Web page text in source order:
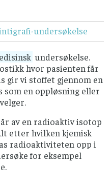
undersøkelse
undersøkelse.
hvor pasienten får
gir vi stoffet gjennom en
som en oppløsning eller
av en radioaktiv isotop
etter hvilken kjemisk
radioaktiviteten opp i
for eksempel